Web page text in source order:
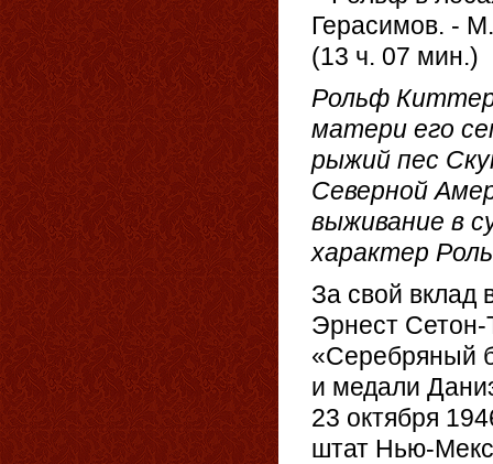
Герасимов. -
(13 ч. 07 мин.)
Рольф
матери его
рыжий пес
Северной
выживание в
характер
За свой вклад
Эрнест Сетон-
«Серебряный
и медали
23 октября
штат Нью-